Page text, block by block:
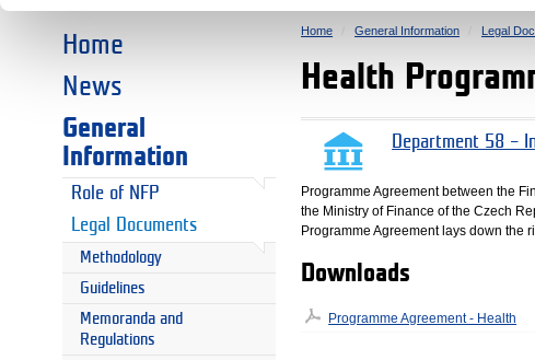
Home
News
General
Information
Role of NFP
Legal Documents
Methodology
Guidelines
Memoranda and
Regulations
Home General Information Legal
Health
Department 58 –
Programme Agreement between the
the Ministry of Finance of the Czech
Programme Agreement lays down the
Downloads
Programme Agreement - Health